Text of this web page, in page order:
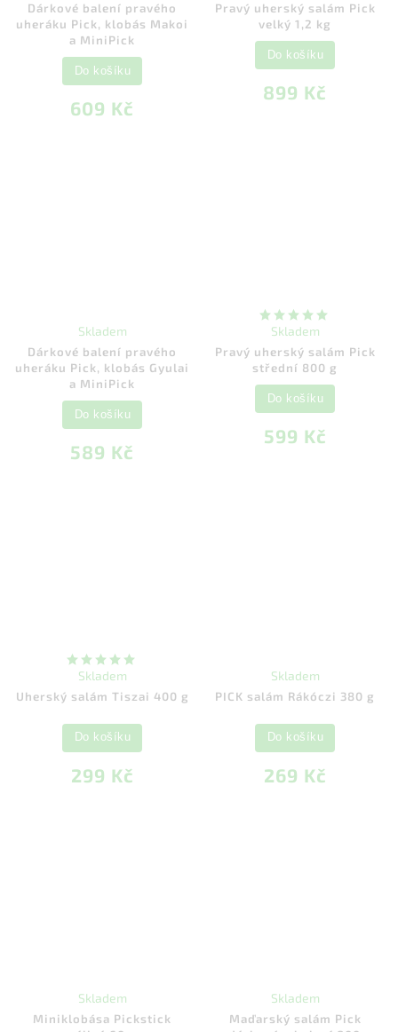
Dárkové balení pravého
uheráku Pick, klobás Makoi
a MiniPick
609 Kč
Do košíku
Pravý uherský salám Pick
velký 1,2 kg
899 Kč
Do košíku
Dárkové balení pravého
uheráku Pick, klobás Gyulai
a MiniPick
Skladem
589 Kč
Do košíku
Pravý uherský salám Pick
střední 800 g
Skladem
599 Kč
Do košíku
Uherský salám Tiszai 400 g
Skladem
299 Kč
Do košíku
PICK salám Rákóczi 380 g
Skladem
269 Kč
Do košíku
Miniklobása Pickstick
Skladem
Maďarský salám Pick
Skladem